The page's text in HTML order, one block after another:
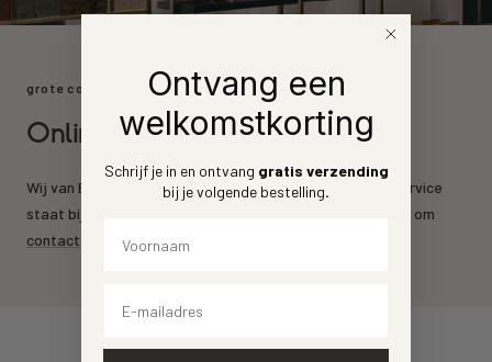
grote collectie
Online behang kopen
Wij van Behang.nl leveren de mooiste behang merken. Service
staat bij ons voorrop. Heeft u een vraag? Aarzel dan niet om
contact op te nemen.
Ontvang een
welkomstkorting
Schrijf je in en ontvang gratis verzending
bij je volgende bestelling.